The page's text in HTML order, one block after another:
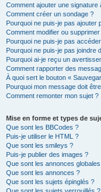
Comment ajouter une signature
Comment créer un sondage ?
Pourquoi ne puis-je pas ajouter
Comment modifier ou
Pourquoi ne puis-je pas
Pourquoi ne puis-je pas joindre
Pourquoi ai-je reçu un
Comment rapporter des
À quoi sert le bouton «
Pourquoi mon message doit
Comment remonter mon sujet ?
Mise en forme et types de
Que sont les BBCodes ?
Puis-je utiliser le HTML ?
Que sont les smileys ?
Puis-je publier des images ?
Que sont les annonces
Que sont les annonces ?
Que sont les sujets épinglés ?